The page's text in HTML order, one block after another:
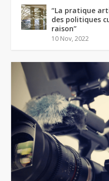
“La pratique
des politiques
raison”
10 Nov, 2022